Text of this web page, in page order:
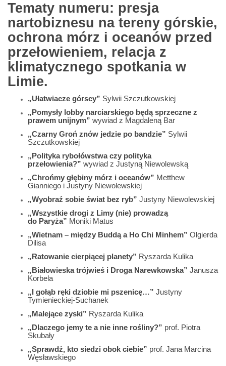
Tematy numeru: presja
nartobiznesu na tereny górskie,
ochrona mórz i oceanów przed
przełowieniem, relacja z
klimatycznego spotkania w
Limie.
„Ułatwiacze górscy” Sylwii Szczutkowskiej
„Pomysły lobby narciarskiego będą sprzeczne z
prawem unijnym” wywiad z Magdaleną Bar
„Czarny Groń znów jedzie po bandzie” Sylwii
Szczutkowskiej
„Polityka rybołówstwa czy polityka
przełowienia?” wywiad z Justyną Niewolewską
„Chrońmy głębiny mórz i oceanów” Metthew
Gianniego i Justyny Niewolewskiej
„Wyobraź sobie świat bez ryb” Justyny Niewolewskiej
„Wszystkie drogi z Limy (nie) prowadzą
do Paryża” Moniki Matus
„Wietnam – między Buddą a Ho Chi Minhem” Olgierda
Dilisa
„Ratowanie cierpiącej planety” Ryszarda Kulika
„Białowieska trójwieś i Droga Narewkowska” Janusza
Korbela
„I gołąb ręki dziobie mi pszenicę…” Justyny
Tymienieckiej-Suchanek
„Malejące zyski” Ryszarda Kulika
„Dlaczego jemy te a nie inne rośliny?” prof. Piotra
Skubały
„Sprawdź, kto siedzi obok ciebie” prof. Jana Marcina
Węsławskiego